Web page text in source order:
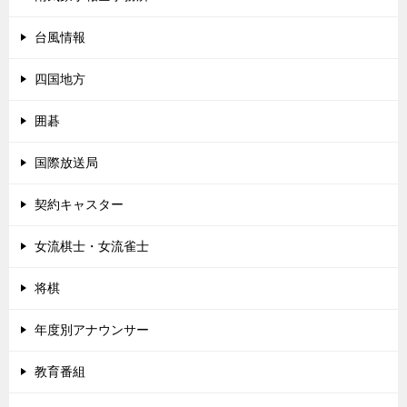
台風情報
四国地方
囲碁
国際放送局
契約キャスター
女流棋士・女流雀士
将棋
年度別アナウンサー
教育番組